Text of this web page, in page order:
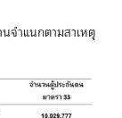
จำแนกตามสาเหตุ